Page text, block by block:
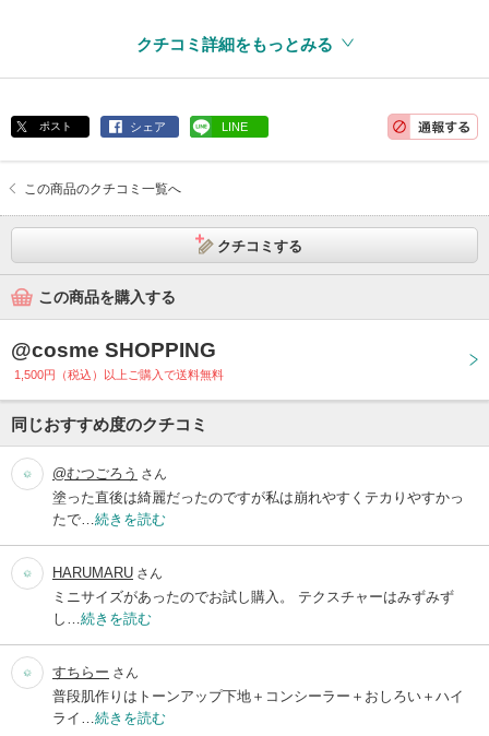
クチコミ詳細をもっとみる
ポスト シェア LINE
この商品のクチコミ一覧へ
クチコミする
この商品を購入する
@cosme SHOPPING
1,500円（税込）以上ご購入で送料無料
同じおすすめ度のクチコミ
@むつごろう さん
塗った直後は綺麗だったのですが私は崩れやすくテカりやすかっ
たで… 続きを読む
HARUMARU さん
ミニサイズがあったのでお試し購入。 テクスチャーはみずみず
し… 続きを読む
すちらー さん
普段肌作りはトーンアップ下地＋コンシーラー＋おしろい＋ハイ
ライ… 続きを読む